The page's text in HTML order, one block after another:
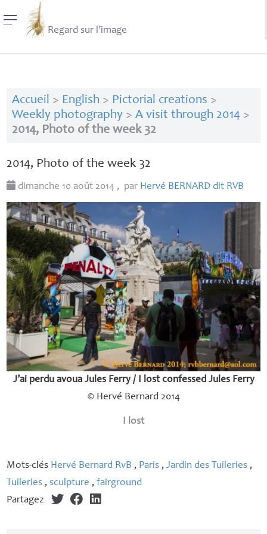
Regard sur l’image
Accueil > English > Pictorial creations >
Weekly photography> A visit through 2014>
2014, Photo of the week 32
2014, Photo of the week 32
dimanche 10 août 2014 , par Hervé BERNARD dit RVB
J’ai perdu avoua Jules Ferry / I lost confessed Jules Ferry
© Hervé Bernard 2014
I lost
Mots-clés Hervé Bernard RvB , Paris ,Jardin des Tuileries ,
Tuileries ,sculpture ,fairground
Partagez